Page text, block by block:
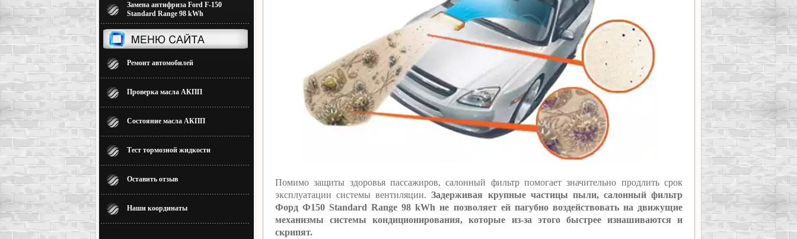
Замена антифриза Ford F-150
Standard Range 98 kWh
Ремонт автомобилей
Проверка масла АКПП
Состояние масла АКПП
Тест тормозной жидкости
Оставить отзыв
Наши координаты
Помимо защиты здоровья пассажиров, салонный фильтр помогает значительно продлить срок
эксплуатации системы вентиляции.Задерживая крупные частицы пыли, салонный фильтр
Форд Ф150 Standard Range 98 kWh не позволяет ей пагубно воздействовать на движущие
механизмы системы кондиционирования, которые из-за этого быстрее изнашиваются и
скрипят.